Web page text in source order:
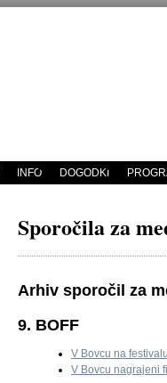
INFO DOGODKI
Sporočila za
Arhiv sporočil za
9. BOFF
V Bovcu na
V Bovcu nagrajeni